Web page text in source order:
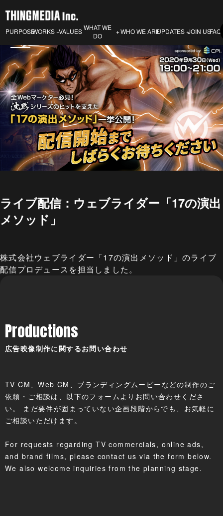
PURPOSEWORKS VALUES WHAT WE
DO
WHO WE AREUPDATES JOIN USFAQ
ライブ配信：ウェブライダー「17の演出
メソッド」
株式会社ウェブライダー「17の演出メソッド」のライブ
配信プロデュースを担当しました。
広告映像制作に関するお問い合わせ
Productions
TV CM、Web CM、ブランディングムービーなどの制作のご
依頼・ご相談は、以下のフォームよりお問い合わせくださ
い。 まだ要件が固まっていない企画段階からでも、お気軽に
ご相談いただけます。
For requests regarding TV commercials, online ads,
and brand films, please contact us via the form below.
We also welcome inquiries from the planning stage.